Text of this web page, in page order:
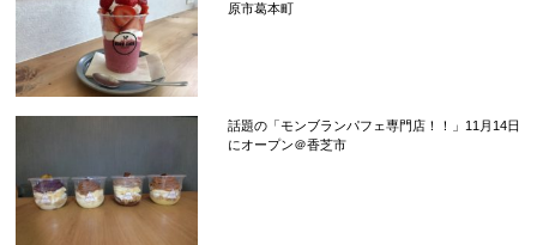
原市葛本町
話題の「モンブランパフェ専門店！！」11月14日
にオープン＠香芝市